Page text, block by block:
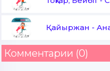
Қайыржан -
Комментарии (0)